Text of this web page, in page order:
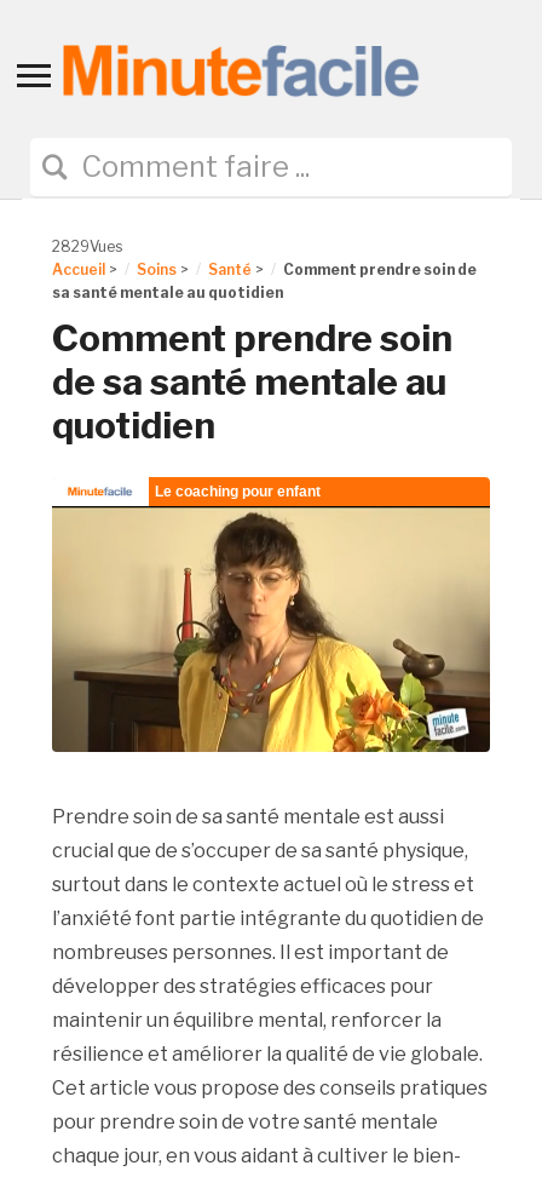
Toggle
navigation
2829Vues
Accueil > Soins > Santé >
Comment prendre soin de
sa santé mentale au quotidien
Comment prendre soin
de sa santé mentale au
quotidien
Prendre soin de sa santé mentale est aussi
crucial que de s’occuper de sa santé physique,
surtout dans le contexte actuel où le stress et
l’anxiété font partie intégrante du quotidien de
nombreuses personnes. Il est important de
développer des stratégies efficaces pour
maintenir un équilibre mental, renforcer la
résilience et améliorer la qualité de vie globale.
Cet article vous propose des conseils pratiques
pour prendre soin de votre santé mentale
chaque jour, en vous aidant à cultiver le bien-